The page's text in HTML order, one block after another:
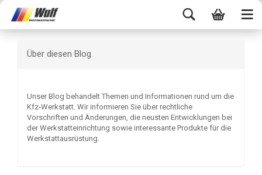
Über diesen Blog
Unser Blog behandelt Themen und Informationen rund um die
Kfz-Werkstatt. Wir informieren Sie über rechtliche
Vorschriften und Änderungen, die neusten Entwicklungen bei
der Werkstatteinrichtung sowie interessante Produkte für die
Werkstattausrüstung.